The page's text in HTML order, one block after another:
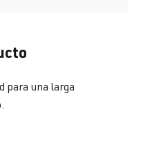
para una larga